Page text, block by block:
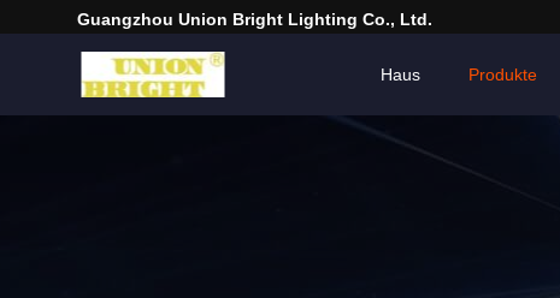
Guangzhou Union Bright Lighting Co., Ltd.
Haus Produkte